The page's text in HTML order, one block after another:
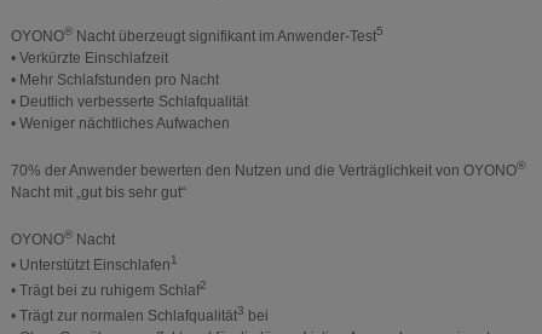
OYONO®Nacht überzeugt signifikant im Anwender-Test5
• Verkürzte Einschlafzeit
• Mehr Schlafstunden pro Nacht
• Deutlich verbesserte Schlafqualität
• Weniger nächtliches Aufwachen
70% der Anwender bewerten den Nutzen und die Verträglichkeit von OYONO®
Nacht mit „gut bis sehr gut“
OYONO®Nacht
• Unterstützt Einschlafen1
• Trägt bei zu ruhigem Schlaf2
• Trägt zur normalen Schlafqualität3 bei